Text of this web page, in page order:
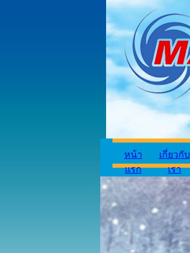
หน้า
แรก
เกี่ยวกับ
เรา